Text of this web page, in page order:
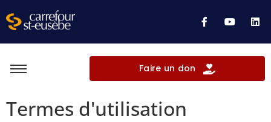
Faire un don
Termes d'utilisation